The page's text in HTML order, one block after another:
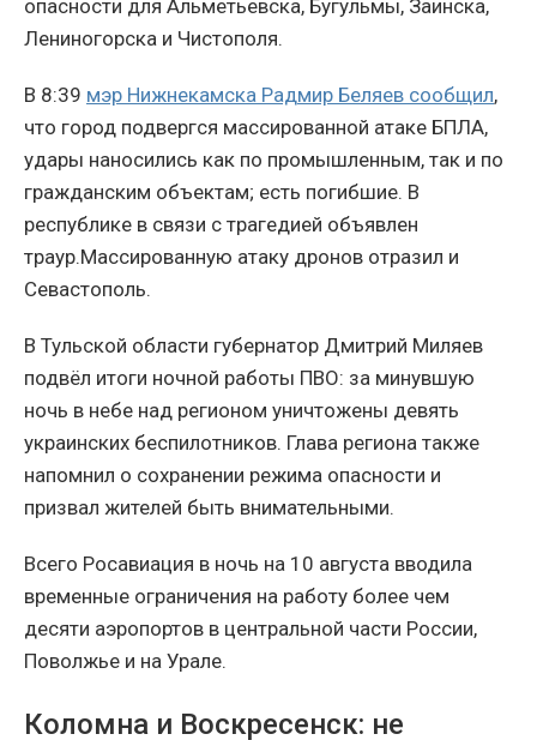
опасности для Альметьевска, Бугульмы, Заинска,
Лениногорска и Чистополя.
В 8:39 мэр Нижнекамска Радмир Беляев сообщил,
что город подвергся массированной атаке БПЛА,
удары наносились как по промышленным, так и по
гражданским объектам; есть погибшие. В
республике в связи с трагедией объявлен
траур.Массированную атаку дронов отразил и
Севастополь.
В Тульской области губернатор Дмитрий Миляев
подвёл итоги ночной работы ПВО: за минувшую
ночь в небе над регионом уничтожены девять
украинских беспилотников. Глава региона также
напомнил о сохранении режима опасности и
призвал жителей быть внимательными.
Всего Росавиация в ночь на 10 августа вводила
временные ограничения на работу более чем
десяти аэропортов в центральной части России,
Поволжье и на Урале.
Коломна и Воскресенск: не